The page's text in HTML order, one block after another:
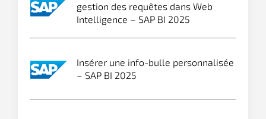
gestion des requêtes dans Web
Intelligence – SAP BI 2025
Insérer une info-bulle personnalisée
– SAP BI 2025